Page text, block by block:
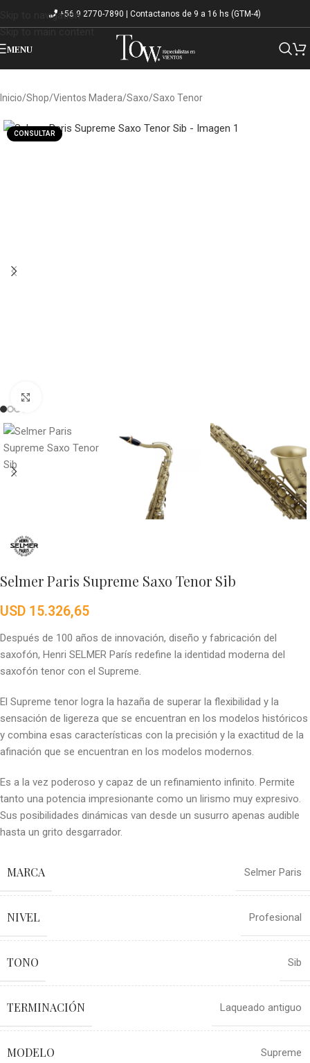
Skip to navigation
Skip to main content
+56 9 2770-7890 | Contactanos de 9 a 16 hs (GTM-4)
MENU
Inicio/Shop/Vientos Madera/Saxo/Saxo Tenor
CONSULTAR
Selmer Paris Supreme Saxo Tenor Sib
USD 15.326,65
Después de 100 años de innovación, diseño y fabricación del
saxofón, Henri SELMER París redefine la identidad moderna del
saxofón tenor con el Supreme.
El Supreme tenor logra la hazaña de superar la flexibilidad y la
sensación de ligereza que se encuentran en los modelos históricos
y combina esas características con la precisión y la exactitud de la
afinación que se encuentran en los modelos modernos.
Es a la vez poderoso y capaz de un refinamiento infinito. Permite
tanto una potencia impresionante como un lirismo muy expresivo.
Sus posibilidades dinámicas van desde un susurro apenas audible
hasta un grito desgarrador.
MARCA Selmer Paris
NIVEL Profesional
TONO Sib
TERMINACIÓN Laqueado antiguo
MODELO Supreme